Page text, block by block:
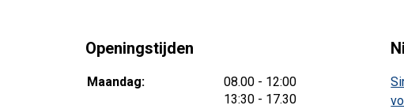
Openingstijden
Maandag: 08.00 tot
- 12:00
13:30 tot
- 17.30